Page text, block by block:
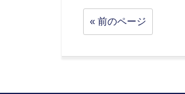
« 前のページ